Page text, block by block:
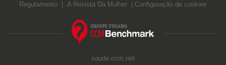
Regulamento
A Revista Da Mulher Configuração de cookies
saude.ccm.net